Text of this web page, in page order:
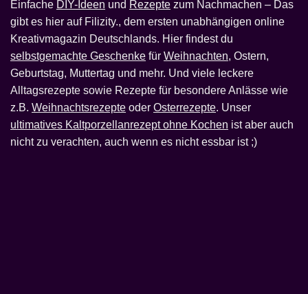
Einfache DIY-Ideen und Rezepte zum Nachmachen – Das
gibt es hier auf Filizity., dem ersten unabhängigen online
Kreativmagazin Deutschlands. Hier findest du
selbstgemachte Geschenke für Weihnachten, Ostern,
Geburtstag, Muttertag und mehr. Und viele leckere
Alltagsrezepte sowie Rezepte für besondere Anlässe wie
z.B. Weihnachtsrezepte oder Osterrezepte. Unser
ultimatives Kaltporzellanrezept ohne Kochen ist aber auch
nicht zu verachten, auch wenn es nicht essbar ist ;)